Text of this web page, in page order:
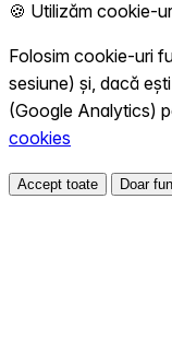
🍪 Utilizăm cookie-
Folosim cookie-uri
sesiune) și, dacă
(Google Analytics)
cookies
Accept toate Doar